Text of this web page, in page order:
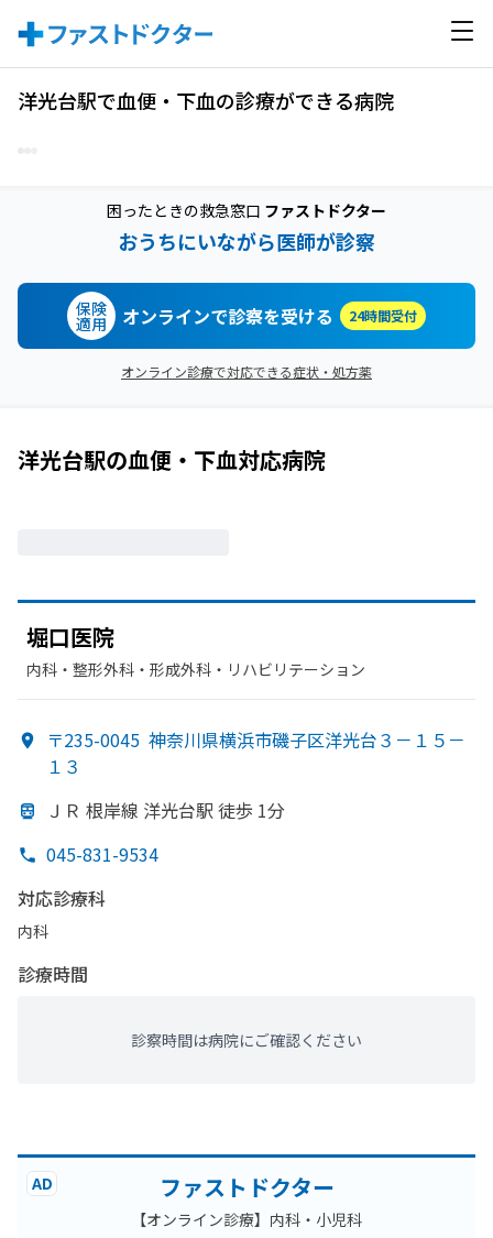
洋光台駅で血便・下血の診療ができる病院
困ったときの救急窓口 ファストドクター
おうちにいながら医師が診察
保険
適用 オンラインで診察を受ける 24時間受付
オンライン診療で対応できる症状・処方薬
洋光台駅の血便・下血対応病院
堀口医院
内科・​整形外科・​形成外科・​リハビリテーション
〒235-0045 神奈川県横浜市磯子区洋光台３－１５－
１３
ＪＲ 根岸線 洋光台駅 徒歩 1分
045-831-9534
対応診療科
内科
診療時間
診察時間は病院にご確認ください
AD ファストドクター
【オンライン診療】内科・小児科